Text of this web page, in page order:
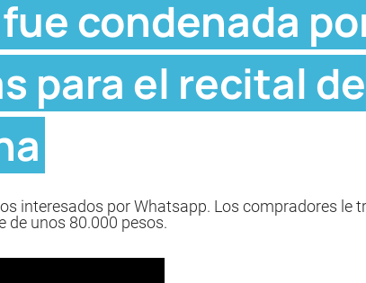
condenada
para el recital de
interesados por Whatsapp. Los compradores le
de unos 80.000 pesos.